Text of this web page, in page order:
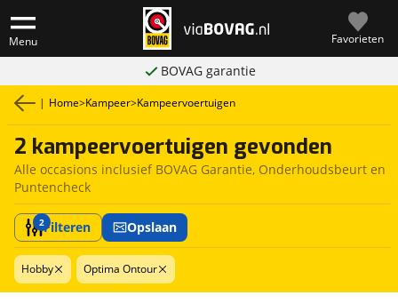
Menu Favorieten
BOVAG garantie
| Home>Kampeer>Kampeervoertuigen
2 kampeervoertuigen gevonden
Alle occasions inclusief BOVAG Garantie, Onderhoudsbeurt en
Puntencheck
2Filteren Opslaan
Hobby Optima Ontour